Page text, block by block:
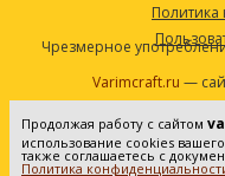
Чрезмерное
Varimcraft.ru —
Сетевое издание
Федеральной службе по
Продолжая работу с сайтом
использование cookies
также соглашаетесь с
Политика